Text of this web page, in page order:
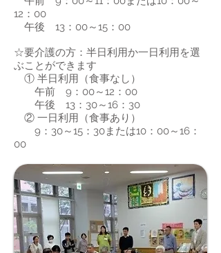
12：00
午後 13：00～15：00
☆要介護の方：半日利用か一日利用を選
ぶことができます
① 半日利用（食事なし）
午前 9：00～12：00
午後 13：30～16：30
② 一日利用（食事あり）
9：30～15：30または10：00～16：
00